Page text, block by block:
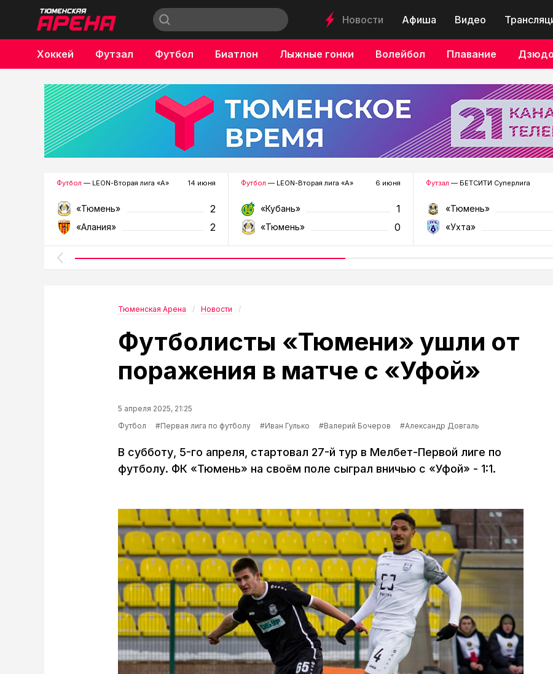
Новости Афиша Видео
Хоккей Футзал Футбол Биатлон Лыжные гонки Волейбол Плавание Дзюдо
Бокс
Футбол — LEON-Вторая лига «А» 14 июня
«Тюмень» 2
«Алания» 2
Футбол — LEON-Вторая лига «А» 6 июня
«Кубань» 1
«Тюмень» 0
Футзал — БЕТСИТИ Суперлига
«Тюмень»
«Ухта»
Тюменская Арена Новости
Футболисты «Тюмени» ушли от
поражения в матче с «Уфой»
5 апреля 2025, 21:25
Футбол
#Первая лига по футболу #Иван Гулько #Валерий Бочеров #Александр Довгаль
В субботу, 5-го апреля, стартовал 27-й тур в Мелбет-Первой лиге по
футболу. ФК «Тюмень» на своём поле сыграл вничью с «Уфой» - 1:1.